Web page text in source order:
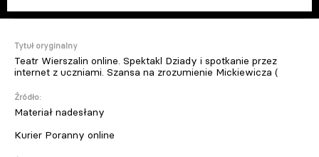
Tytuł oryginalny
Teatr Wierszalin online. Spektakl Dziady i spotkanie przez
internet z uczniami. Szansa na zrozumienie Mickiewicza (
Źródło:
Materiał nadesłany
Kurier Poranny online